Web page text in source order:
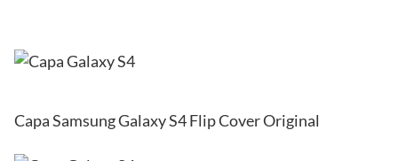
Capa Samsung Galaxy S4 Flip Cover Original